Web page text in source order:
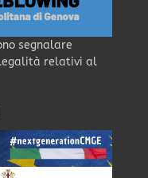
segnalare
relativi al